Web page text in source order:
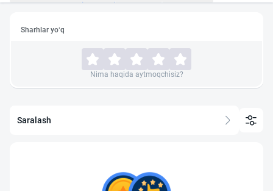
Sharhlar yo‘q
Nima haqida aytmoqchisiz?
Saralash